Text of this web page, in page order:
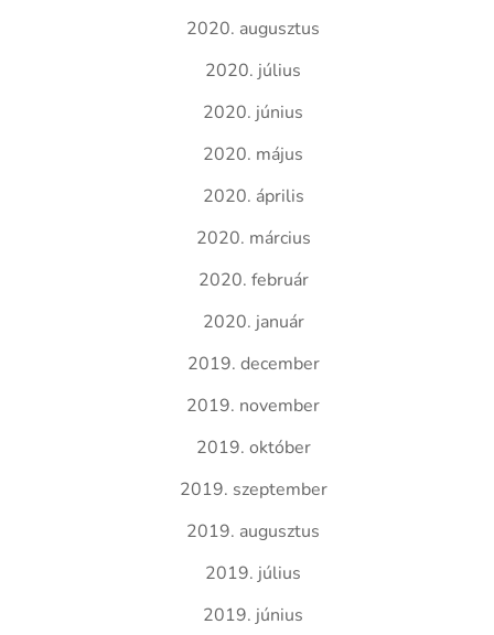
2020. augusztus
2020. július
2020. június
2020. május
2020. április
2020. március
2020. február
2020. január
2019. december
2019. november
2019. október
2019. szeptember
2019. augusztus
2019. július
2019. június